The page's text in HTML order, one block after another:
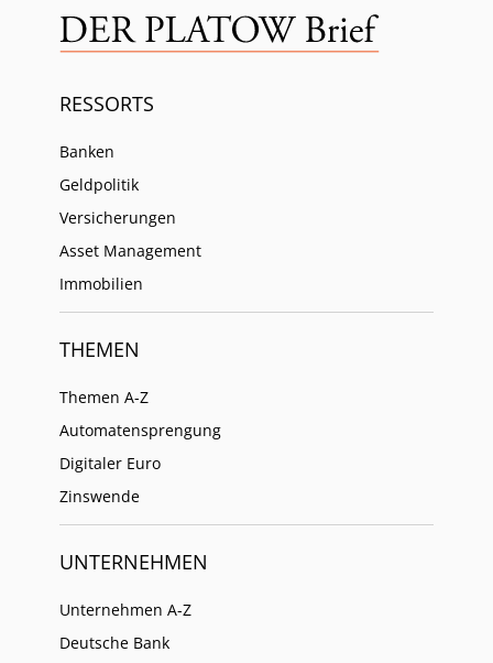
RESSORTS
Banken
Geldpolitik
Versicherungen
Asset Management
Immobilien
THEMEN
Themen A-Z
Automatensprengung
Digitaler Euro
Zinswende
UNTERNEHMEN
Unternehmen A-Z
Deutsche Bank